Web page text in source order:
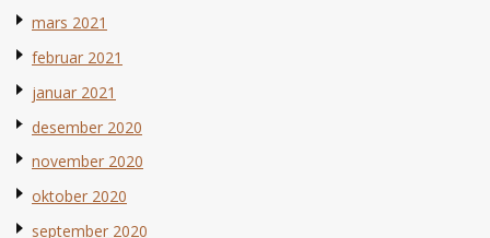
mars 2021
februar 2021
januar 2021
desember 2020
november 2020
oktober 2020
september 2020